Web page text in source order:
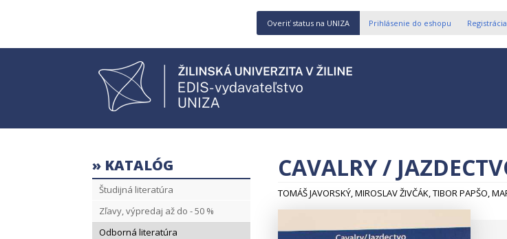
Overiť status na UNIZA Prihlásenie do eshopu Registrácia
» KATALÓG
Študijná literatúra
Zľavy, výpredaj až do - 50 %
Odborná literatúra
CAVALRY /
TOMÁŠ JAVORSKÝ, MIROSLAV ŽIVČÁK, TIBOR PAPŠO,